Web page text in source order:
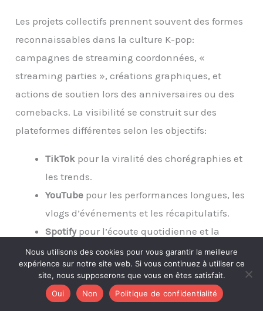
Les projets collectifs prennent souvent des formes
reconnaissables dans la culture K-pop:
campagnes de streaming coordonnées, «
streaming parties », créations graphiques, et
actions de soutien lors des anniversaires ou des
comebacks. La visibilité se construit sur des
plateformes différentes selon les objectifs:
TikTok pour la viralité des chorégraphies et
les trends.
YouTube pour les performances longues, les
vlogs d’événements et les récapitulatifs.
Spotifypour l’écoute quotidienne et la
circulation par playlists.
Messageries et comptes sociaux pour
coordonner les fan projects et les achats de
merchandising.
Nous utilisons des cookies pour vous garantir la meilleure
expérience sur notre site web. Si vous continuez à utiliser ce
site, nous supposerons que vous en êtes satisfait.
Oui
Non Politique de confidentialité